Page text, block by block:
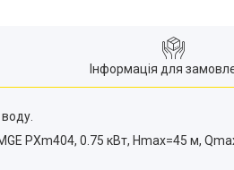
Інформація для
PXm404, 0.75 кВт, Нmax=45 м,